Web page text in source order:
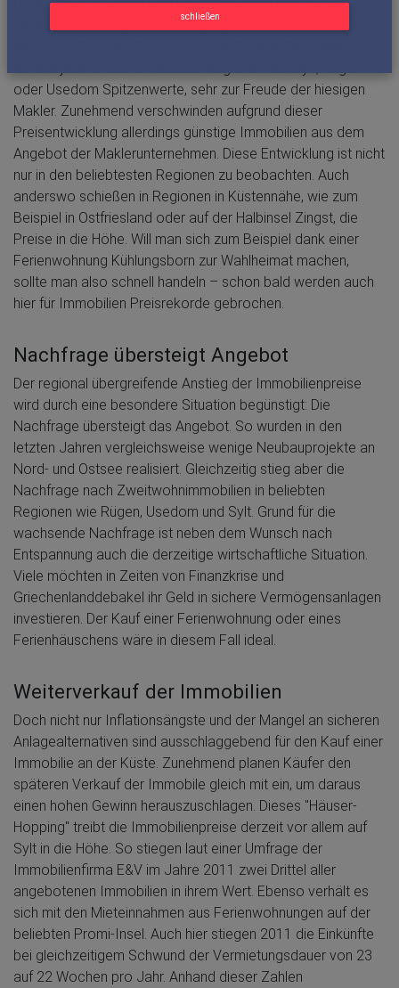
schließen
Gerade hier möchten sich viele Menschen gern auf ewig
niederlassen und die frische, salzige Brise der Küste
oder Usedom Spitzenwerte, sehr zur Freude der hiesigen
Makler. Zunehmend verschwinden aufgrund dieser
Preisentwicklung allerdings günstige Immobilien aus dem
Angebot der Maklerunternehmen. Diese Entwicklung ist nicht
nur in den beliebtesten Regionen zu beobachten. Auch
anderswo schießen in Regionen in Küstennähe, wie zum
Beispiel in Ostfriesland oder auf der Halbinsel Zingst, die
Preise in die Höhe. Will man sich zum Beispiel dank einer
Ferienwohnung Kühlungsborn zur Wahlheimat machen,
sollte man also schnell handeln – schon bald werden auch
hier für Immobilien Preisrekorde gebrochen.
Nachfrage übersteigt Angebot
Der regional übergreifende Anstieg der Immobilienpreise
wird durch eine besondere Situation begünstigt: Die
Nachfrage übersteigt das Angebot. So wurden in den
letzten Jahren vergleichsweise wenige Neubauprojekte an
Nord- und Ostsee realisiert. Gleichzeitig stieg aber die
Nachfrage nach Zweitwohnimmobilien in beliebten
Regionen wie Rügen, Usedom und Sylt. Grund für die
wachsende Nachfrage ist neben dem Wunsch nach
Entspannung auch die derzeitige wirtschaftliche Situation.
Viele möchten in Zeiten von Finanzkrise und
Griechenlanddebakel ihr Geld in sichere Vermögensanlagen
investieren. Der Kauf einer Ferienwohnung oder eines
Ferienhäuschens wäre in diesem Fall ideal.
Weiterverkauf der Immobilien
Doch nicht nur Inflationsängste und der Mangel an sicheren
Anlagealternativen sind ausschlaggebend für den Kauf einer
Immobilie an der Küste. Zunehmend planen Käufer den
späteren Verkauf der Immobile gleich mit ein, um daraus
einen hohen Gewinn herauszuschlagen. Dieses "Häuser-
Hopping" treibt die Immobilienpreise derzeit vor allem auf
Sylt in die Höhe. So stiegen laut einer Umfrage der
Immobilienfirma E&V im Jahre 2011 zwei Drittel aller
angebotenen Immobilien in ihrem Wert. Ebenso verhält es
sich mit den Mieteinnahmen aus Ferienwohnungen auf der
beliebten Promi-Insel. Auch hier stiegen 2011 die Einkünfte
bei gleichzeitigem Schwund der Vermietungsdauer von 23
auf 22 Wochen pro Jahr. Anhand dieser Zahlen